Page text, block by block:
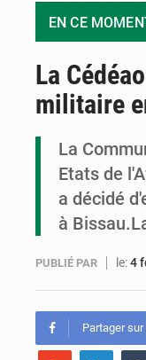
EN CE
La
militaire
La
Etats de
a décidé
à
PUBLIÉ PAR le:4
Partager